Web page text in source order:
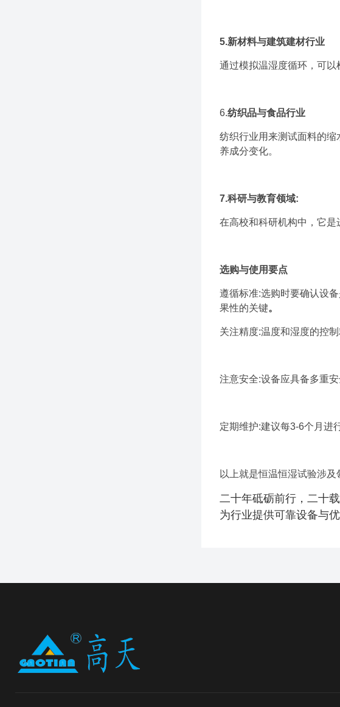
5.新材料与建筑建材行业
通过模拟温湿度循环，可
6.纺织品与食品行业
纺织行业用来测试面料的
养成分变化。
7.科研与教育领域:
在高校和科研机构中，它是
选购与使用要点
遵循标准:选购时要确认设
果性的关键。
关注精度:温度和湿度的控
注意安全:设备应具备多重
定期维护:建议每3-6个月进
以上就是恒温恒湿试验涉及
二十年砥砺前行，二十
为行业提供可靠设备与优